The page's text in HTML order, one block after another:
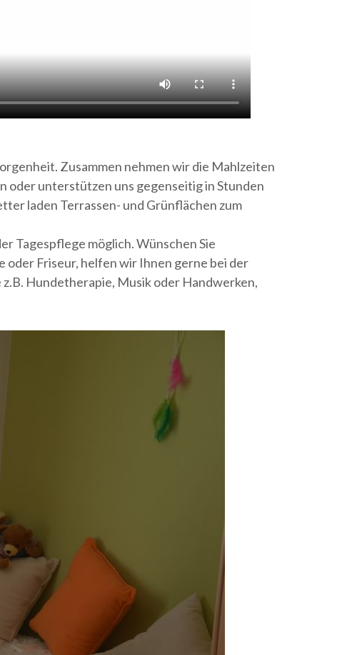
Zusammen nehmen wir die Mahlzeiten
oder unterstützen uns gegenseitig in Stunden
laden Terrassen- und Grünflächen zum
Tagespflege möglich. Wünschen Sie
Friseur, helfen wir Ihnen gerne bei der
Hundetherapie, Musik oder Handwerken,